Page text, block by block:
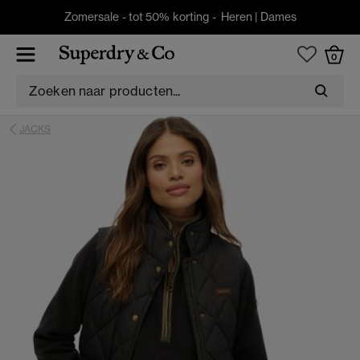
Zomersale - tot 50% korting - Heren | Dames
0
JACKS